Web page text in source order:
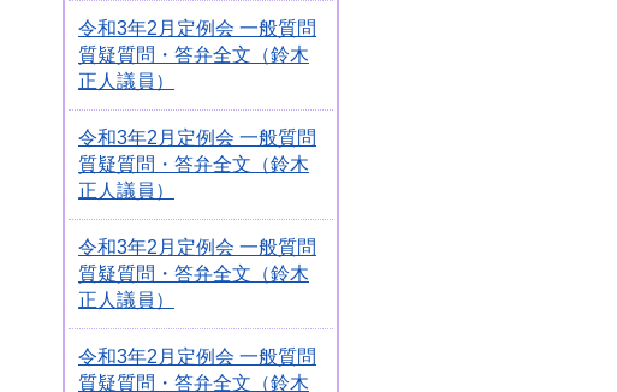
令和3年2月定例会 一般質問
質疑質問・答弁全文（鈴木
正人議員）
令和3年2月定例会 一般質問
質疑質問・答弁全文（鈴木
正人議員）
令和3年2月定例会 一般質問
質疑質問・答弁全文（鈴木
正人議員）
令和3年2月定例会 一般質問
質疑質問・答弁全文（鈴木